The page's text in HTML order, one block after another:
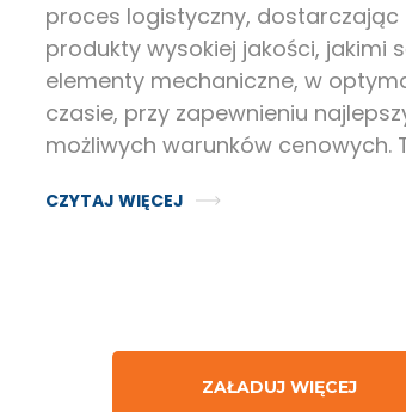
proces logistyczny, dostarczając
produkty wysokiej jakości, jakimi
elementy mechaniczne, w
czasie, przy zapewnieniu
możliwych warunków cenowych.
CZYTAJ WIĘCEJ
ZAŁADUJ WIĘCEJ